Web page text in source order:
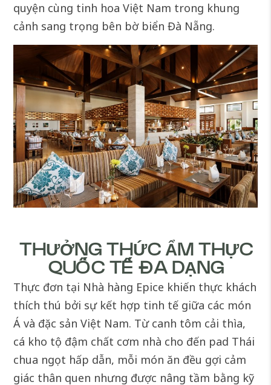
quyện cùng tinh hoa Việt Nam trong khung
cảnh sang trọng bên bờ biển Đà Nẵng.
THƯỞNG THỨC ẨM THỰC
QUỐC TẾ ĐA DẠNG
Thực đơn tại Nhà hàng Epice khiến thực khách
thích thú bởi sự kết hợp tinh tế giữa các món
Á và đặc sản Việt Nam. Từ canh tôm cải thìa,
cá kho tộ đậm chất cơm nhà cho đến pad Thái
chua ngọt hấp dẫn, mỗi món ăn đều gợi cảm
giác thân quen nhưng được nâng tầm bằng kỹ